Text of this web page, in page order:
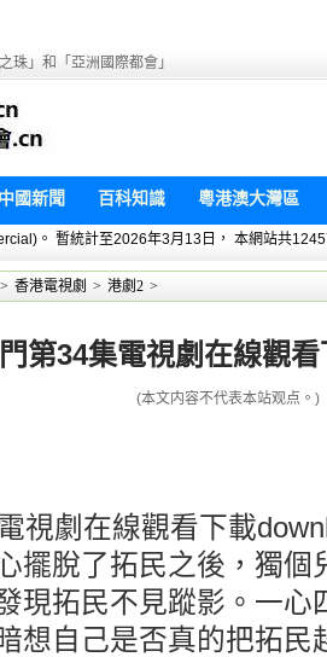
珠」和「亞洲國際都會」
中國新聞 百科知識 粵港澳大灣區
。 暫統計至2026年3月13日， 本網站共
> 香港電視劇 > 港劇2 >
第34集電視劇在線觀
(本文内容不代表本站观点。)
視劇在線觀看下載
擺脫了拓民之後，獨個
現拓民不見蹤影。一心
想自己是否真的把拓